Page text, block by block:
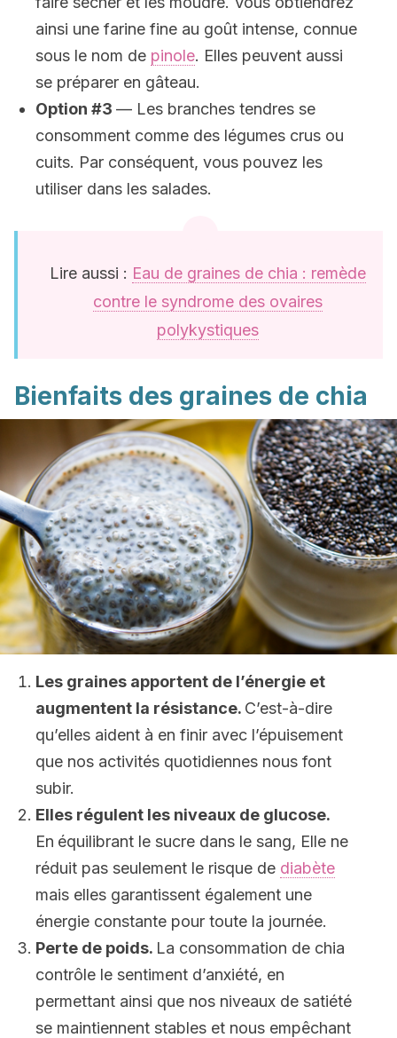
ainsi une farine fine au goût intense, connue
sous le nom de pinole. Elles peuvent aussi
se préparer en gâteau.
Option #3 — Les branches tendres se
consomment comme des légumes crus ou
cuits. Par conséquent, vous pouvez les
utiliser dans les salades.
Lire aussi : Eau de graines de chia : remède
contre le syndrome des ovaires
polykystiques
Bienfaits des graines de chia
Les graines apportent de l’énergie et
augmentent la résistance. C’est-à-dire
qu’elles aident à en finir avec l’épuisement
que nos activités quotidiennes nous font
subir.
Elles régulent les niveaux de glucose.
En équilibrant le sucre dans le sang, Elle ne
réduit pas seulement le risque de diabète
mais elles garantissent également une
énergie constante pour toute la journée.
Perte de poids. La consommation de chia
contrôle le sentiment d’anxiété, en
permettant ainsi que nos niveaux de satiété
se maintiennent stables et nous empêchant